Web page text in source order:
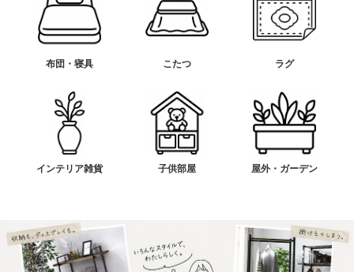
布団・寝具 こたつ ラグ
インテリア雑貨 子供部屋 屋外・ガーデン